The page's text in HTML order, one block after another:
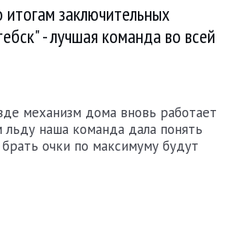
заключительных
- лучшая команда во всей
механизм дома вновь работает
наша команда дала понять
очки по максимуму будут